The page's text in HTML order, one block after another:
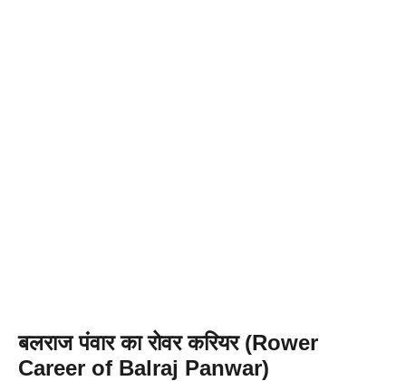
बलराज पंवार का रोवर करियर (Rower
Career of Balraj Panwar)